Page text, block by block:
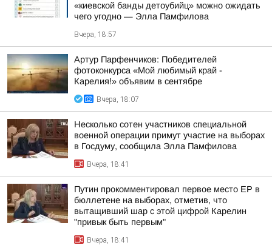
«киевской банды детоубийц» можно ожидать
чего угодно — Элла Памфилова
Вчера, 18:57
Артур Парфенчиков: Победителей
фотоконкурса «Мой любимый край -
Карелия!» объявим в сентябре
Вчера, 18:07
Несколько сотен участников специальной
военной операции примут участие на выборах
в Госдуму, сообщила Элла Памфилова
Вчера, 18:41
Путин прокомментировал первое место ЕР в
бюллетене на выборах, отметив, что
вытащивший шар с этой цифрой Карелин
"привык быть первым"
Вчера, 18:41